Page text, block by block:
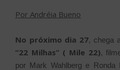
Por Andréia Bueno
No próximo dia 27, chega
“22 Milhas” ( Mile 22),
por Mark Wahlberg e Ronda